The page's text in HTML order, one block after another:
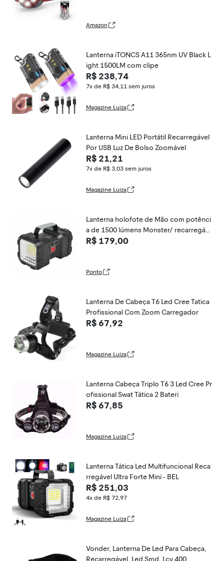
Amazon
Lanterna iTONCS A11 365nm UV Black L
ight 1500LM com clipe
R$ 238,74
7x de R$ 34,11 sem juros
Magazine Luiza
Lanterna Mini LED Portátil Recarregável
Por USB Luz De Bolso Zoomável
R$ 21,21
7x de R$ 3,03 sem juros
Magazine Luiza
Lanterna holofote de Mão com potênci
a de 1500 lúmens Monster/ recarregáv
el via USB e 2 tipos de foco Nautika
R$ 179,00
Ponto
Lanterna De Cabeça T6 Led Cree Tatica
Profissional Com Zoom Carregador
R$ 67,92
Magazine Luiza
Lanterna Cabeça Triplo T6 3 Led Cree Pr
ofissional Swat Tática 2 Bateri
R$ 67,85
Magazine Luiza
Lanterna Tática Led Multifuncional Reca
rregável Ultra Forte Mini - BEL
R$ 251,03
4x de R$ 72,97
Magazine Luiza
Vonder, Lanterna De Led Para Cabeça,
Recarregável, Led Smd, Lcv 400.